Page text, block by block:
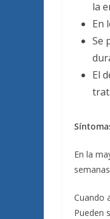
la
En
Se
El
En la
Cuando
Pueden